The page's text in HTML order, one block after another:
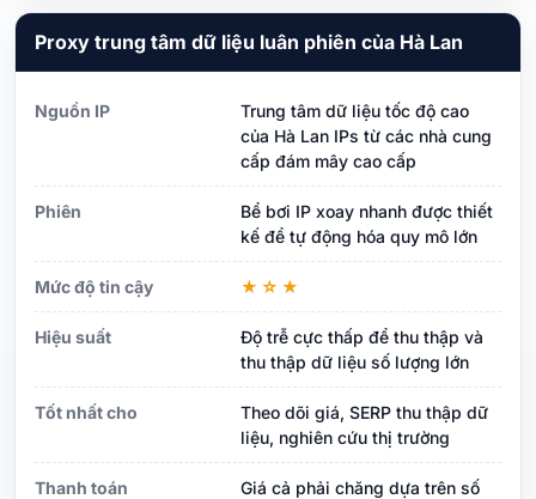
Proxy trung tâm dữ liệu luân phiên của Hà Lan
Nguồn IP
Trung tâm dữ liệu tốc độ cao
của Hà Lan IPs từ các nhà cung
cấp đám mây cao cấp
Phiên
Bể bơi IP xoay nhanh được thiết
kế để tự động hóa quy mô lớn
Mức độ tin cậy ★☆★
Hiệu suất
Độ trễ cực thấp để thu thập và
thu thập dữ liệu số lượng lớn
Tốt nhất cho
Theo dõi giá, SERP thu thập dữ
liệu, nghiên cứu thị trường
Thanh toán
Giá cả phải chăng dựa trên số